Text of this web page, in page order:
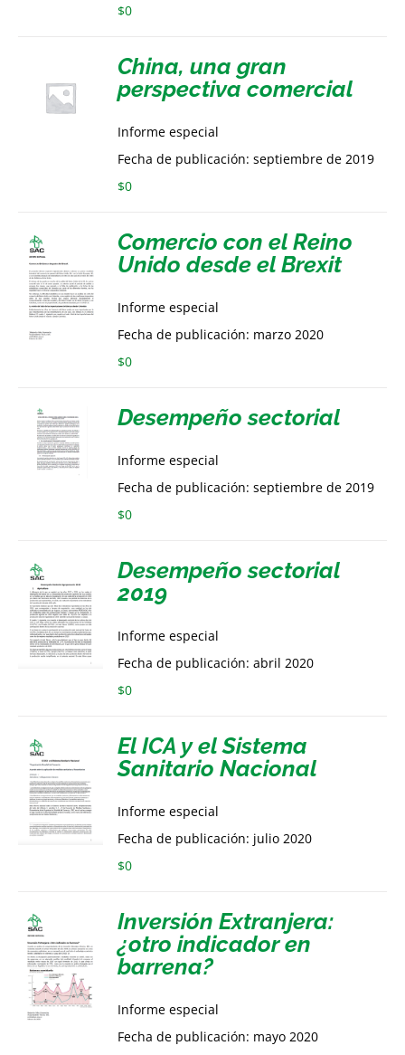
$0
China, una gran
perspectiva comercial
Informe especial
Fecha de publicación: septiembre de 2019
$0
Comercio con el Reino
Unido desde el Brexit
Informe especial
Fecha de publicación: marzo 2020
$0
Desempeño sectorial
Informe especial
Fecha de publicación: septiembre de 2019
$0
Desempeño sectorial
2019
Informe especial
Fecha de publicación: abril 2020
$0
El ICA y el Sistema
Sanitario Nacional
Informe especial
Fecha de publicación: julio 2020
$0
Inversión Extranjera:
¿otro indicador en
barrena?
Informe especial
Fecha de publicación: mayo 2020